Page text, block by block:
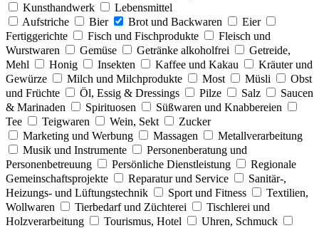
Kunsthandwerk
Lebensmittel
Aufstriche
Bier Brot und Backwaren
Eier
Fertiggerichte
Fisch und Fischprodukte
Fleisch und
Wurstwaren
Gemüse Getränke alkoholfrei
Getreide,
Mehl
Honig Insekten Kaffee und Kakau
Kräuter und
Gewürze
Milch und Milchprodukte Most Müsli
Obst
und Früchte
Öl, Essig & Dressings Pilze Salz
Saucen
& Marinaden
Spirituosen
Süßwaren und Knabbereien
Tee
Teigwaren Wein, Sekt
Zucker
Marketing und Werbung
Massagen
Metallverarbeitung
Musik und Instrumente
Personenberatung und
Personenbetreuung
Persönliche Dienstleistung
Regionale
Gemeinschaftsprojekte
Reparatur und Service
Sanitär-,
Heizungs- und Lüftungstechnik
Sport und Fitness
Textilien,
Wollwaren
Tierbedarf und Züchterei
Tischlerei und
Holzverarbeitung
Tourismus, Hotel
Uhren, Schmuck